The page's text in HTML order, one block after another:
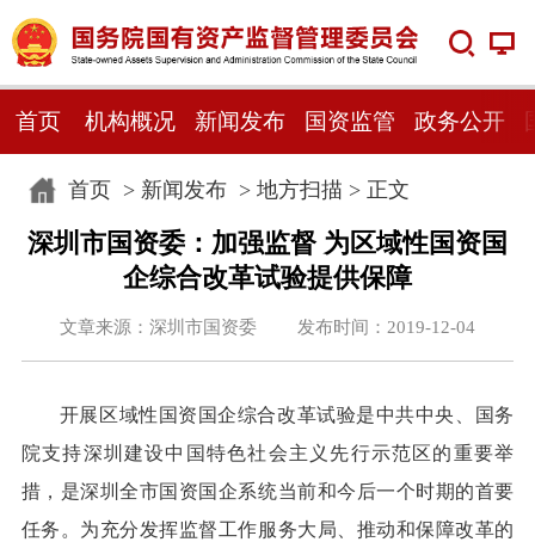
首页 机构概况 新闻发布 国资监管 政务公开
首页> 新闻发布> 地方扫描 > 正文
深圳市国资委：加强监督 为区域性国资国
企综合改革试验提供保障
文章来源：深圳市国资委 发布时间：2019-12-04
开展区域性国资国企综合改革试验是中共中央、国务
院支持深圳建设中国特色社会主义先行示范区的重要举
措，是深圳全市国资国企系统当前和今后一个时期的首要
任务。为充分发挥监督工作服务大局、推动和保障改革的